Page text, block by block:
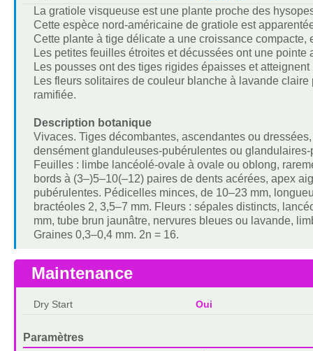
La gratiole visqueuse est une plante proche des
Cette espèce nord-américaine de gratiole est
Cette plante à tige délicate a une croissance
Les petites feuilles étroites et décussées ont une
Les pousses ont des tiges rigides épaisses et
Les fleurs solitaires de couleur blanche à lavande
ramifiée.
Description botanique
Vivaces. Tiges décombantes, ascendantes ou
densément glanduleuses-pubérulentes ou
Feuilles : limbe lancéolé-ovale à ovale ou oblong,
bords à (3–)5–10(–12) paires de dents acérées, apex
pubérulentes. Pédicelles minces, de 10–23 mm,
bractéoles 2, 3,5–7 mm. Fleurs : sépales distincts,
mm, tube brun jaunâtre, nervures bleues ou lavande,
Graines 0,3–0,4 mm. 2n = 16.
Maintenance
Dry Start Oui
Paramètres